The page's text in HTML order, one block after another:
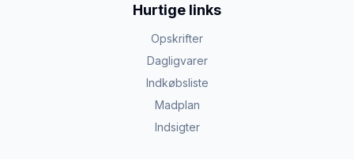
Hurtige links
Opskrifter
Dagligvarer
Indkøbsliste
Madplan
Indsigter